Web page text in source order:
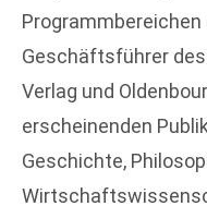
Programmbereichen
Geschäftsführer
Verlag und
erscheinenden
Geschichte,